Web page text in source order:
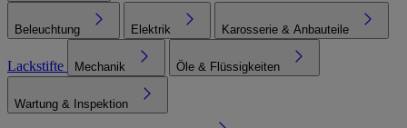
Beleuchtung Elektrik Karosserie & Anbauteile
Lackstifte Mechanik Öle & Flüssigkeiten
Wartung & Inspektion